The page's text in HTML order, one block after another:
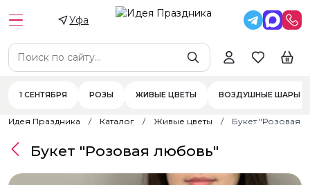
Уфа
1 СЕНТЯБРЯ РОЗЫ ЖИВЫЕ ЦВЕТЫ ВОЗДУШНЫЕ ШАРЫ
Идея Праздника Каталог Живые цветы Букет "Розовая
Букет "Розовая любовь"